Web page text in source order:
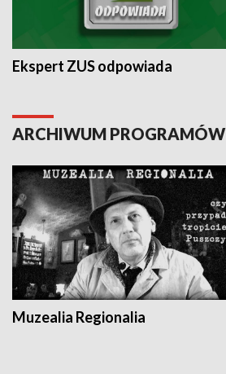
Ekspert ZUS odpowiada
ARCHIWUM PROGRAMÓW
Muzealia Regionalia